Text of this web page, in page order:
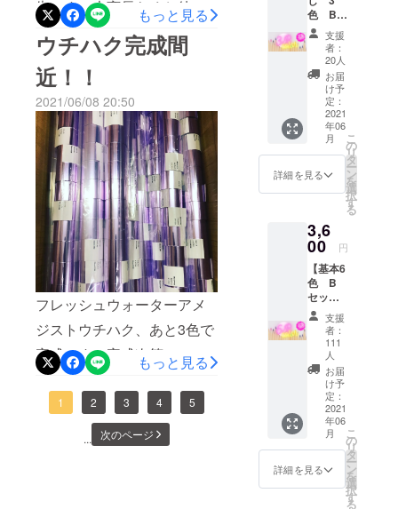
方、購入を逃した方はこち
らでお買い求め頂けます。
気になる販売価格ですが、
生産コストを抑える為に当
社がウチハクを大量にス
トックする事にしました。
従いまして、クラウドファ
ンディング時とほとんど変
わらない価格でのご提供が
できます！これからもお家
で箔押しができる箔押し専
用箔「ウチハク」をよろし
くお願い致します。村田金
箔グループ ウチハクプロ
ジェクトリーダー 南
でしたまた、新しい情報が
あればアップさせて頂きま
す♪
告です！大変長らくお待た
せしましたが、ウチハク遂
に全色完成しました！本日
から検品したウチハクを梱
包していきます。予定より
１週間早くなり、6月14日
（月）から順次出荷をさせ
て頂きます。（少ない人数
での作業となりますのでご
到着日に関してはお客様毎
に異なりますので予めご了
承下さい。）当初の計画通
り、6月中に全てのお客様の
お手元にウチハクが届くよ
うに出荷作業は進めさせて
頂きます。それではお手元
に届くまで、もう少しだけ
お待ち下さい！最後までよ
もっと見る
ウチハク完成間
近！！
2021/06/08 20:50
フレッシュウォーターアメ
ジストウチハク、あと3色で
完成です！完成次第、アッ
センブリして発送しますの
でもうしばらくお待ちくだ
さいませ！
もっと見る
1 2 3 4 5
... 次のページ
クトをご提
案させて頂
いささか箔
への偏愛が
強い内容に
はなります
が、お付き
合い頂けま
して下
さい。
ご購入
前、ご
購入
後 合
計２回
※メール
にてス
クリー
ン
ショッ
【商品
内容】
ウチハ
ク ×2
本 規
格：
3cm×1
0M 箔
色：ラ
ンダム
（同じ
色は被
りませ
ん）
色 B
セッ
ト】 ■
セット
内容 ウ
チハク
アプリ
ケー
ション
●収録数
ウチハ
ク 3本
（各
3cm幅
アプリ
ケー
ショ
ン 5枚
（4cm×
10cm）
●収録カ
ラー
（予
定）
チェ
リーピ
ンク
ロイヤ
ルパー
プル
ゆき
（白）
※箔色は
支援
者：
20人
お届
け予
定：
2021
年06
月
詳細を見る
こ
の
リ
タ
ー
ン
を
選
択
す
る
3,6
00 円
【基本6
色 B
セッ
ト】 ■
セット
内容 ウ
チハク
アプリ
ケー
ション
●収録数
ウチハ
ク 6本
（各
3cm幅
支援
者：
111
人
お届
け予
定：
2021
年06
月
詳細を見る
こ
の
リ
タ
ー
ン
を
選
択
す
る